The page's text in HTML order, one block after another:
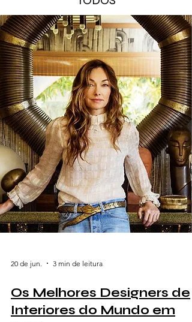
20 de jun. 3 min de leitura
Os Melhores Designers de
Interiores do Mundo em